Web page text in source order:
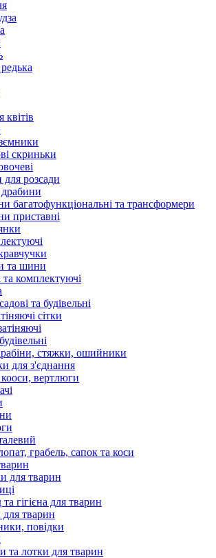
квітів
скриньки
розсади
багатофункціональні та трансформери
приставні
та шини
та комплектуючі
та будівельні
сітки
стяжки, ошийники
для з'єднання
вертлюги
грабель, сапок та коси
для тварин
гігієна для тварин
тварин
повідки
та лотки для тварин